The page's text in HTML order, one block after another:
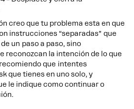
creo que tu problema esta en que
instrucciones “separadas” que
un paso a paso, sino
reconozcan la intención de lo que
que intentes
que tienes en uno solo, y
le indique como continuar o